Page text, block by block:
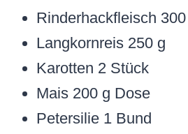
Rinderhackfleisch
Langkornreis 250 g
Karotten 2 Stück
Mais 200 g Dose
Petersilie 1 Bund